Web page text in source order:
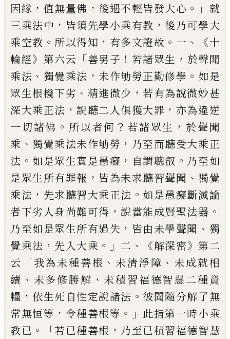
因緣 ， 值無量佛 ， 後遇不輕皆發大心 。」 就
三乘法中 ， 皆須先學小乘有教 ， 後乃可學大
乘空教 。 所以得知 ， 有多文證故 。 一 、《十
輪經》 第六云 「善男子 ！ 若諸眾生 ， 於聲聞
乘法 、 獨覺乘法 ， 未作劬勞正勤修學 。 如是
眾生根機下劣 、 精進微少 ，若有為說微妙甚
深大乘正法 ，說聽二人俱獲大罪 ， 亦為違逆
一切諸佛 。 所以者何 ？ 若諸眾生 ， 於聲聞
乘 、獨覺乘法未作劬勞 ， 乃至而聽受大乘正
法 。 如是眾生實是愚癡 ， 自謂聰叡 。 乃至如
是眾生所有罪報 ， 皆為未求聽習聲聞 、 獨覺
乘法 ， 先求聽習大乘正法 。 如是愚癡斷滅論
者下劣人身尚難可得 ，說當能成賢聖法器 。
乃至如是眾生所有過失 ， 皆由未學聲聞 、 獨
覺乘法 ， 先入大乘 。」 二 、《解深密》第二
云
「我為未種善根 、 未清淨障 、 未成就相
續 、 未多修勝解 、 未積習福德智慧二種資
糧 ， 依生死 自性定說諸法 。 彼聞隨分解了無
常無恒等 ， 令種善根等 。」 此指第一時小乘
教已 。 「若已種善根 ， 乃至已積習福德智慧